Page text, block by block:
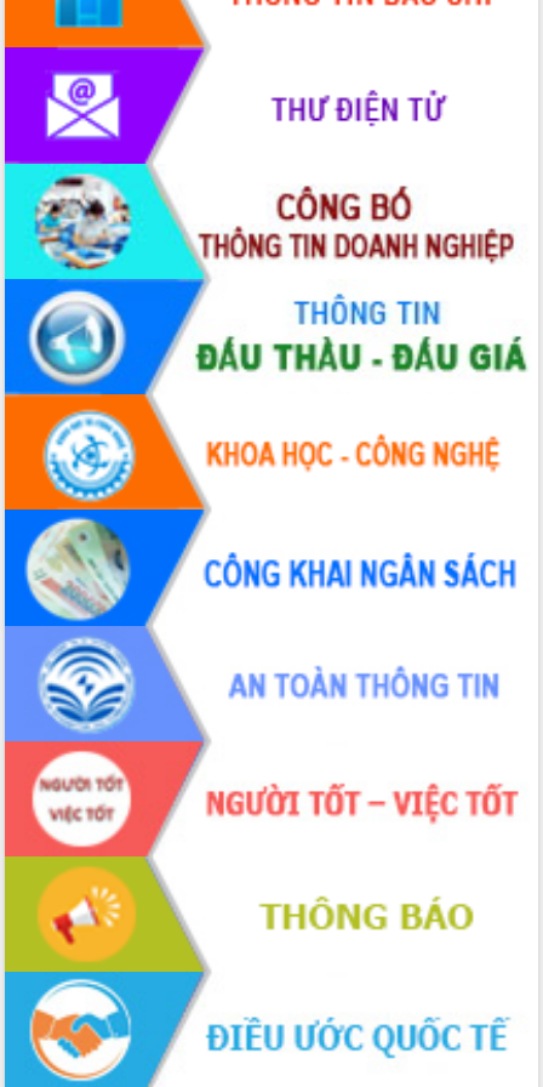
phát triển mới
Thường trực HĐND tỉnh Đắk Lắk gặp
mặt Đoàn chuyên gia y tế TP. Hồ Chí
Minh
Lễ truy điệu và an táng hài cốt liệt sĩ
tại Nghĩa trang Liệt sĩ xã Sơn Hòa
Bàn giải pháp tháo gỡ khó khăn trong
xuất khẩu sầu riêng và triển khai quy
định EUDR
Thứ trưởng Bộ Nông nghiệp và Môi
trường Nguyễn Hoàng Hiệp khảo sát
vùng trồng và doanh nghiệp đóng gói
sầu riêng tại Đắk Lắk
Trình diễn nghệ thuật chế biến các
món ăn từ sầu riêng
Đắk Lắk công bố Quy hoạch và xúc
tiến đầu tư tỉnh
Ngành cá ngừ Đắk Lắk chủ động thích
ứng để giữ vững thị trường xuất khẩu
Diễn đàn Kinh tế tư nhân Việt Nam đột
phá cơ chế - Hợp tác công tư
Đề án 06 tạo bước ngoặt đột phá trong
cải cách hành chính tỉnh Đắk Lắk
Kết nối tour, đẩy mạnh chuyển đổi số
để phát triển du lịch Đắk Lắk
Khởi động Dự án Đầu tư xây dựng hạ
tầng kỹ thuật Cụm công nghiệp Tân
Tiến
Gặp mặt các cơ quan báo chí nhân Kỷ
niệm 101 năm Ngày Báo chí Cách
mạng Việt Nam
Đắk Lắk sơ kết 4 năm triển khai thực
hiện Đề án 06 của Chính phủ
Họp báo thông tin về Hội nghị Công bố
Quy hoạch và Xúc tiến đầu tư tỉnh Đắk
Khơi thông điểm nghẽn, đẩy nhanh
giải ngân vốn khắc phục thiên tai
HĐND tỉnh thông qua điều chỉnh Quy
hoạch tỉnh thời kỳ 2021-2030